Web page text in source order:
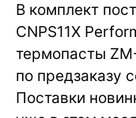
В комплект
CNPS11X
термопасты
по предзаказу
Поставки